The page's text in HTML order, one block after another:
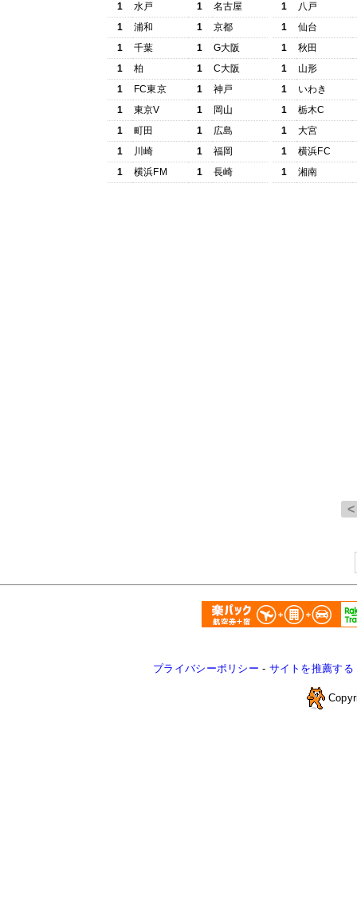
1
水戸 1
名古屋
1
浦和 1
京都
1
千葉 1
G大阪
1
柏 1
C大阪
1
FC東京 1
神戸
1
東京V 1
岡山
1
町田 1
広島
1
川崎 1
福岡
1
横浜FM 1 長崎
1
八戸
1
仙台
1
秋田
1
山形
1
いわき
1
栃木C
1
大宮
1
横浜FC
1
湘南
プライバシーポリシー - サイトを推薦する